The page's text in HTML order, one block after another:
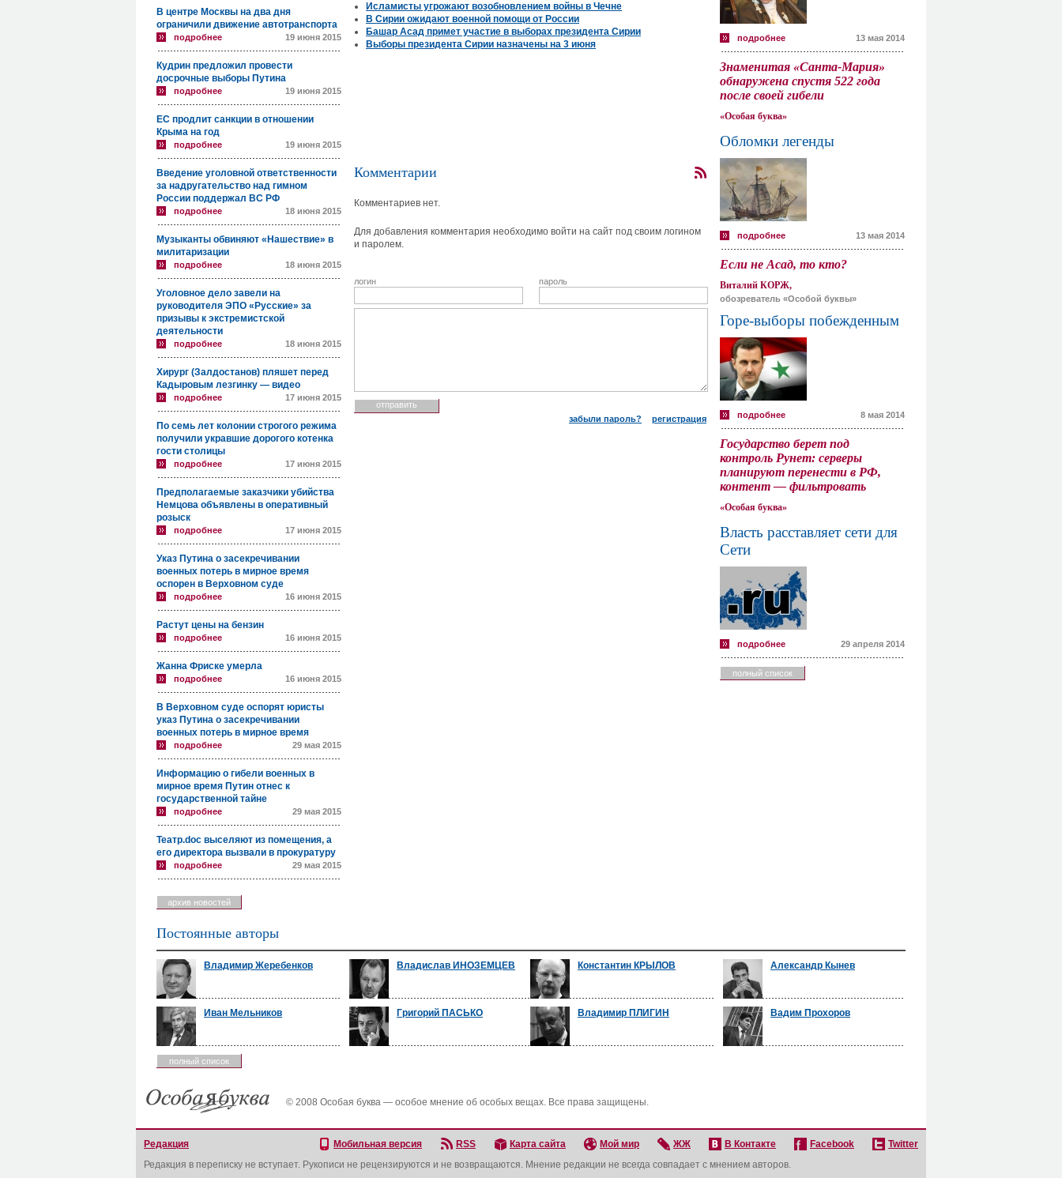
В центре Москвы на два дня
ограничили движение автотранспорта
подробнее 19 июня 2015
Кудрин предложил провести
досрочные выборы Путина
подробнее 19 июня 2015
ЕС продлит санкции в отношении
Крыма на год
подробнее 19 июня 2015
Введение уголовной ответственности
за надругательство над гимном
России поддержал ВС РФ
подробнее 18 июня 2015
Музыканты обвиняют «Нашествие» в
милитаризации
подробнее 18 июня 2015
Уголовное дело завели на
руководителя ЭПО «Русские» за
призывы к экстремистской
деятельности
подробнее 18 июня 2015
Хирург (Залдостанов) пляшет перед
Кадыровым лезгинку — видео
подробнее 17 июня 2015
По семь лет колонии строгого режима
получили укравшие дорогого котенка
гости столицы
подробнее 17 июня 2015
Предполагаемые заказчики убийства
Немцова объявлены в оперативный
розыск
подробнее 17 июня 2015
Указ Путина о засекречивании
военных потерь в мирное время
оспорен в Верховном суде
подробнее 16 июня 2015
Растут цены на бензин
подробнее 16 июня 2015
Жанна Фриске умерла
подробнее 16 июня 2015
В Верховном суде оспорят юристы
указ Путина о засекречивании
военных потерь в мирное время
подробнее 29 мая 2015
Информацию о гибели военных в
мирное время Путин отнес к
государственной тайне
подробнее 29 мая 2015
Театр.doc выселяют из помещения, а
его директора вызвали в прокуратуру
подробнее 29 мая 2015
архив новостей
Исламисты угрожают возобновлением войны в Чечне
В Сирии ожидают военной помощи от России
Башар Асад примет участие в выборах президента Сирии
Выборы президента Сирии назначены на 3 июня
Комментарии
Комментариев нет.
Для добавления комментария необходимо войти на сайт под своим логином
и паролем.
логин пароль
забыли пароль? регистрация
подробнее 13 мая 2014
Знаменитая «Санта-Мария»
обнаружена спустя 522 года
после своей гибели
«Особая буква»
Обломки легенды
подробнее 13 мая 2014
Если не Асад, то кто?
Виталий КОРЖ,
обозреватель «Особой буквы»
Горе-выборы побежденным
подробнее 8 мая 2014
Государство берет под
контроль Рунет: серверы
планируют перенести в РФ,
контент — фильтровать
«Особая буква»
Власть расставляет сети для
Сети
подробнее 29 апреля 2014
полный список
Постоянные авторы
Владимир Жеребенков Владислав ИНОЗЕМЦЕВ Константин КРЫЛОВ Александр Кынев
Иван Мельников Григорий ПАСЬКО Владимир ПЛИГИН Вадим Прохоров
полный список
© 2008 Особая буква — особое мнение об особых вещах. Все права защищены.
Редакция Мобильная версия RSS Карта сайта Мой мир ЖЖ В Контакте Facebook
Twitter
Редакция в переписку не вступает. Рукописи не рецензируются и не возвращаются. Мнение редакции не всегда совпадает с мнением авторов.